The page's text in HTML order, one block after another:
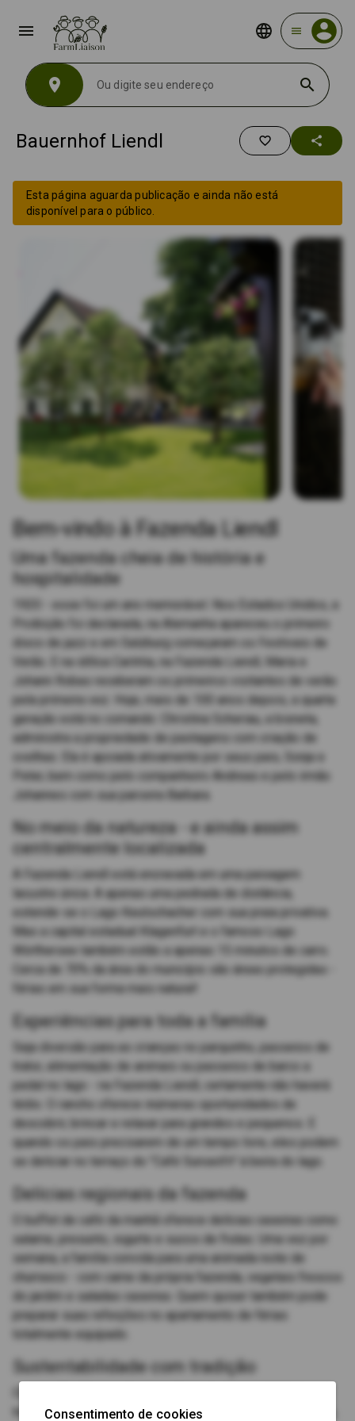
menu menu
location_on search
Bauernhof Liendl favorite_border share
Esta página aguarda publicação e ainda não está
disponível para o público.
Bem-vindo à Fazenda Liendl
Uma fazenda cheia de história e
hospitalidade
1920 - esse foi um ano memorável. Nos Estados Unidos, a
Proibição foi declarada, na Alemanha apareceu o primeiro
disco de jazz e em Salzburg começaram os Festivais de
Verão. E na idílica Caríntia, na Fazenda Liendl, Maria e
Johann Robas receberam os primeiros visitantes de verão
pela primeira vez. Hoje, mais de 100 anos depois, a quarta
geração está no comando: Christina Scheriau, a bisneta,
administra a propriedade de pastagens com criação de
ovelhas. Ela é apoiada ativamente por seus pais, Sonja e
Peter, bem como pelo companheiro Andreas e pelo irmão
Johannes com sua parceira Barbara.
No meio da natureza - e ainda assim
centralmente localizada
A Fazenda Liendl está encravada em uma paisagem
lacustre única. A apenas uma pedrada de distância,
estende-se o Lago Keutschacher com sua praia privativa.
Mas a capital estadual Klagenfurt e o famoso Lago
Wörthersee também estão a apenas 15 minutos de carro.
Cerca de 70% da área do município são áreas protegidas -
férias em sua forma mais natural!
Experiências para toda a família
Seja diversão para as crianças no parquinho, passeios de
trator, alimentação de animais ou passeios de barco a
pedal no lago - na Fazenda Liendl, certamente não haverá
tédio. O rancho oferece inúmeras oportunidades de
descobrir, brincar e relaxar para grandes e pequenos. E
quando os pais precisarem de um tempo livre, eles podem
se deliciar no terraço do "Café Sunseit'n" à beira do lago.
Delícias regionais da fazenda
O buffet de café da manhã oferece delícias caseiras como
salame, presunto, iogurte e sucos de frutas. Uma vez por
semana, a família convida para uma animada noite de
churrasco - com carne da própria fazenda, vegetais frescos
do jardim e saladas caseiras. Quem quiser também pode
preparar suas refeições no apartamento de férias
totalmente equipado.
Sustentabilidade com tradição
tradição. Eles administram a fazenda há mais de 100 anos,
Consentimento de cookies